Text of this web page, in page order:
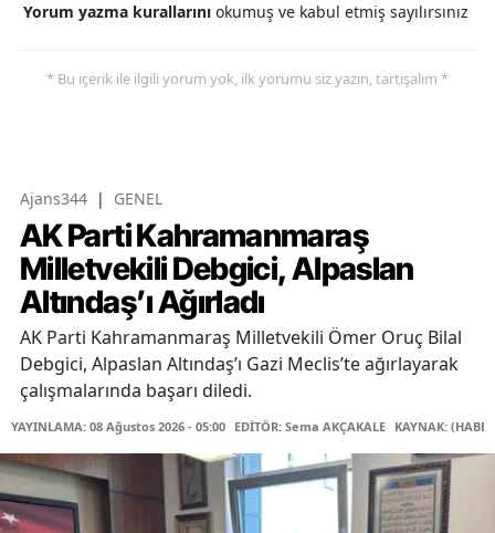
Yorum yazma kurallarını okumuş ve kabul etmiş sayılırsınız
* Bu içerik ile ilgili yorum yok, ilk yorumu siz yazın, tartışalım *
Ajans344 | GENEL
AK Parti Kahramanmaraş
Milletvekili Debgici, Alpaslan
Altındaş’ı Ağırladı
AK Parti Kahramanmaraş Milletvekili Ömer Oruç Bilal
Debgici, Alpaslan Altındaş’ı Gazi Meclis’te ağırlayarak
çalışmalarında başarı diledi.
YAYINLAMA: 08 Ağustos 2026 - 05:00 EDİTÖR: Sema AKÇAKALE KAYNAK: